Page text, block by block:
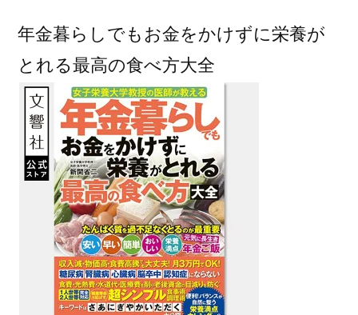
年金暮らしでもお金をかけずに栄養が
とれる最高の食べ方大全